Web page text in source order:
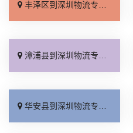
丰泽区到深圳物流专线_收费介绍「专线查询」
漳浦县到深圳物流专线_物流拼车「专业调车」
华安县到深圳物流专线_实时反馈「快运有保障」